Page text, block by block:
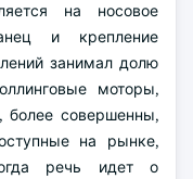
на носовое
и крепление
занимал долю
моторы,
более совершенны,
на рынке,
речь идет о